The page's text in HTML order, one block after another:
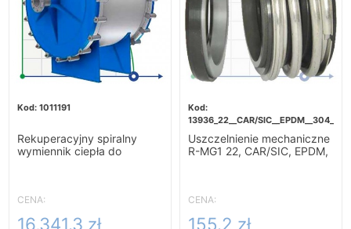
1011191
Rekuperacyjny spiralny
wymiennik ciepła do
CENA:
16,341.3 zł
13936_22__CAR/
Uszczelnienie mechaniczne
R-MG1 22, CAR/SIC, EPDM,
CENA:
155.2 zł